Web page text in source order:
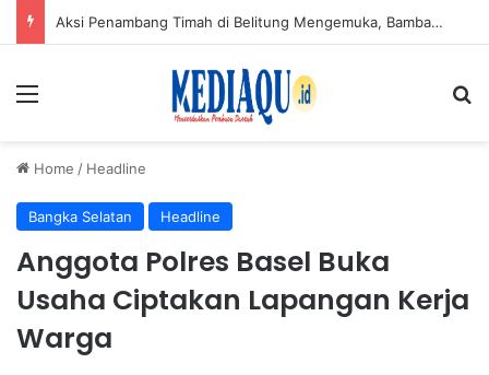
Aksi Penambang Timah di Belitung Mengemuka, Bambang Patijaya Dorong Perpres Segera Terbit
Menu
Home / Headline
Bangka Selatan Headline
Anggota Polres Basel Buka
Usaha Ciptakan Lapangan Kerja
Warga